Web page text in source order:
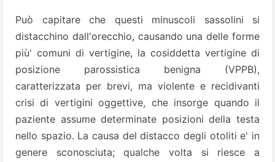
Può capitare che questi minuscoli sassolini si
distacchino dall'orecchio, causando una delle forme
più' comuni di vertigine, la cosiddetta vertigine di
posizione parossistica benigna (VPPB),
caratterizzata per brevi, ma violente e recidivanti
crisi di vertigini oggettive, che insorge quando il
paziente assume determinate posizioni della testa
nello spazio. La causa del distacco degli otoliti e' in
genere sconosciuta; qualche volta si riesce a